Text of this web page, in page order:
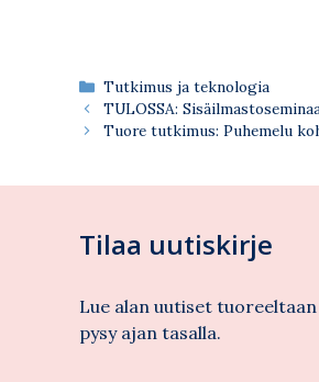
Kategoriat
Tutkimus ja teknologia
TULOSSA:
Tuore tutkimus: Puhemelu
Tilaa uutiskirje
Lue alan uutiset
pysy ajan tasalla.